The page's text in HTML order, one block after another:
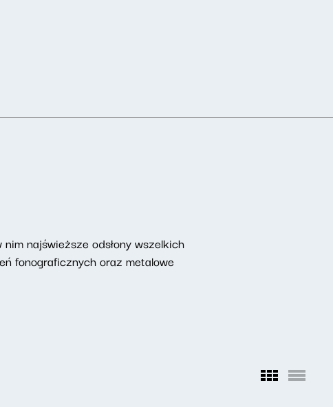
najświeższe odsłony wszelkich
fonograficznych oraz metalowe